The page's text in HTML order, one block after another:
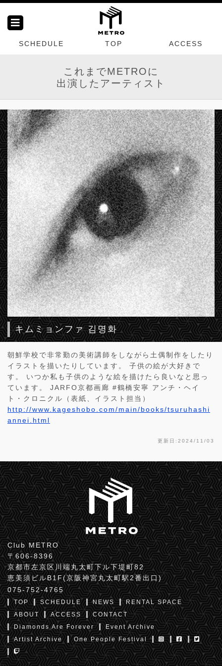
SCHEDULE TOP ACCESS
これまでMETROに
出演したアーティスト
キムミョンファ 김명화
朝鮮学校で非常勤の美術講師をしながら土偶制作をしたり
イラストを描いたりしています。 子供の絵が大好きで
す。 いつか私も子供のような絵を描けたら良いなと思っ
ています。 JARFO京都画廊 #鶴橋安寧 アンチ・ヘイ
ト・クロニクル（表紙、イラスト担当）
http://www.kageshobo.com/main/books/tsuruhashi
annei.html
更新日:2024/11/03
Club METRO
〒606-8396
京都市左京区川端丸太町下ル下堤町82
恵美須ビルB1F(京阪神宮丸太町駅2番出口)
075-752-4765
TOP SCHEDULE NEWS
RENTAL SPACE
ABOUT
ACCESS
CONTACT
Diamonds Are Forever
Event Archive
Artist Archive
One People Festival